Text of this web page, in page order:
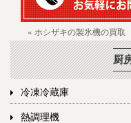
« ホシザキの製氷機の買取
厨
冷凍冷蔵庫
熱調理機